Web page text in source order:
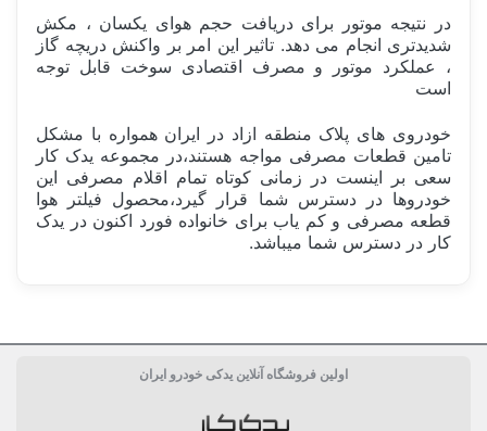
در نتیجه موتور برای دریافت حجم هوای یکسان ، مکش
شدیدتری انجام می دهد. تاثیر این امر بر واکنش دریچه گاز
، عملکرد موتور و مصرف اقتصادی سوخت قابل توجه
است
خودروی های پلاک منطقه ازاد در ایران همواره با مشکل
تامین قطعات مصرفی مواجه هستند،در مجموعه یدک کار
سعی بر اینست در زمانی کوتاه تمام اقلام مصرفی این
خودروها در دسترس شما قرار گیرد،محصول فیلتر هوا
قطعه مصرفی و کم یاب برای خانواده فورد اکنون در یدک
کار در دسترس شما میباشد.
10 هزار کیلومتر
278 میلیمتر
اولین فروشگاه آنلاین یدکی خودرو ایران